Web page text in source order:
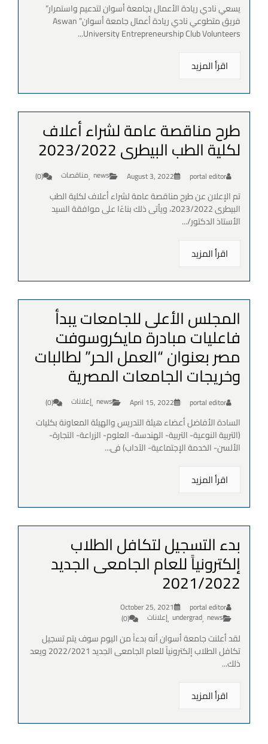
يسعي نادي ريادة الأعمال بجامعة أسوان لتدعيم واستمرار”
فريق متطوعي نادي ريادة أعمال جامعة أسوان” Aswan
University Entrepreneurship Club Volunteers...
اقرأ المزيد
طرح مناقصة عامة لشراء أعلاف
لكلية الطب البيطرى 2023/2022
portal editor
August 3, 2022
news
,مناقصات (0)
تم الإعلان عن طرح مناقصة عامة لشراء أعلاف لكلية الطب
البيطرى 2023/2022، ويأتى ذلك بناءًا على موافقة السيد
الأستاذ الدكتور/...
اقرأ المزيد
المجلس الأعلى للجامعات يبدأ
فاعليات مبادرة مايكروسوفت
مصر بعنوان “العمل الحر” لطالبات
وخريجات الجامعات المصرية
portal editor
April 15, 2022
news
,إعلانات (0)
السادة الأفاضل أعضاء هيئة التدريس والهيئة المعاونة بكليات
(التربية النوعية- التربية- الهندسة- العلوم- الزراعة- التجارة-
الألسن- الخدمة الإجتماعية- الآداب) فى...
اقرأ المزيد
بدء التسجيل لتكافل الطلاب
إلكترونياً للعام الجامعى الجديد
2021/2022
portal editor
October 25, 2021
news
,
undergrad
,إعلانات (0)
لقد أعلنت جامعة أسوان أنه بدءاً من اليوم سوف يتم تسجيل
تكافل الطلاب إلكترونياً للعام الجامعى الجديد 2022/2021 ويعد
ذلك...
اقرأ المزيد